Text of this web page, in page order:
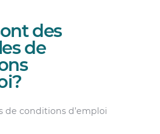
des
de
de conditions d’emploi